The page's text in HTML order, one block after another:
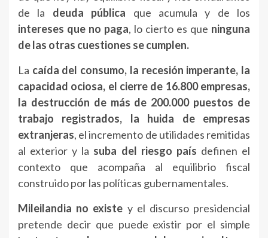
de la deuda pública que acumula y de los
intereses que no paga, lo cierto es que ninguna
de las otras cuestiones se cumplen.
La caída del consumo, la recesión imperante, la
capacidad ociosa, el cierre de 16.800 empresas,
la destrucción de más de 200.000 puestos de
trabajo registrados, la huida de empresas
extranjeras, el incremento de utilidades remitidas
al exterior y la suba del riesgo país definen el
contexto que acompaña al equilibrio fiscal
construido por las políticas gubernamentales.
Mileilandia no existe y el discurso presidencial
pretende decir que puede existir por el simple